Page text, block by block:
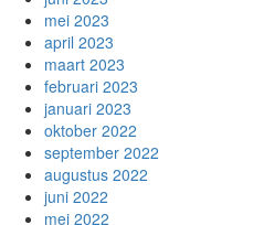
mei 2023
april 2023
maart 2023
februari 2023
januari 2023
oktober 2022
september 2022
augustus 2022
juni 2022
mei 2022